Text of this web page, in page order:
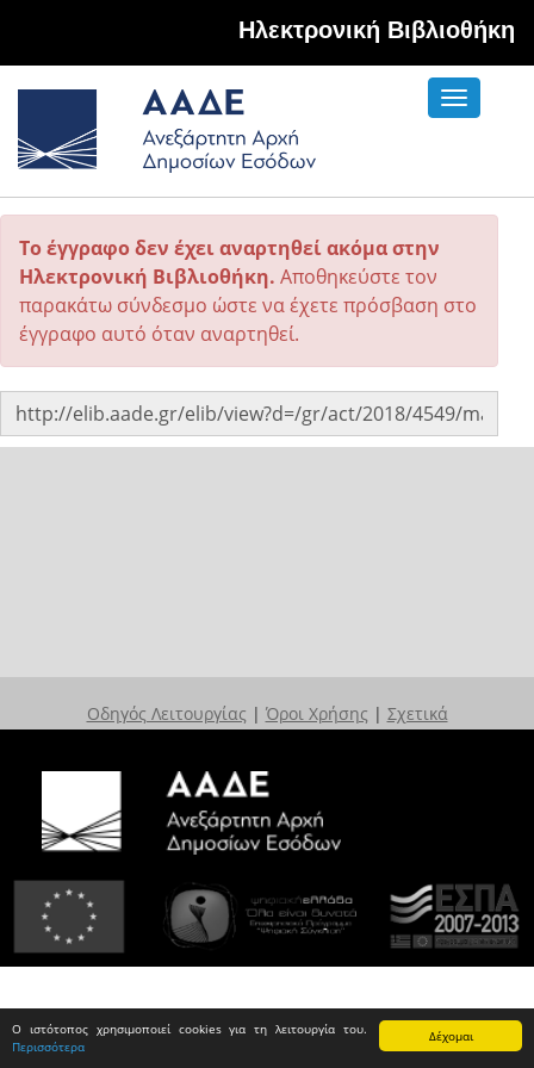
Δέχομαι
Ο ιστότοπος χρησιμοποιεί cookies για τη λειτουργία του.
Περισσότερα
Hλεκτρονική Βιβλιοθήκη
Toggle
Το έγγραφο δεν έχει αναρτηθεί ακόμα στην
Ηλεκτρονική Βιβλιοθήκη. Αποθηκεύστε τον
παρακάτω σύνδεσμο ώστε να έχετε πρόσβαση στο
έγγραφο αυτό όταν αναρτηθεί.
Οδηγός Λειτουργίας | Όροι Χρήσης | Σχετικά